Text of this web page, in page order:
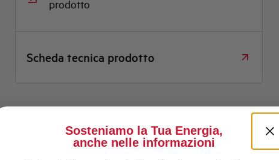
prodotto
Scheda tecnica prodotto
Sosteniamo la Tua Energia,
anche nelle informazioni